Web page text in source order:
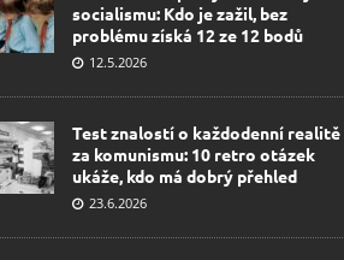
socialismu: Kdo je zažil, bez
problému získá 12 ze 12 bodů
12.5.2026
Test znalostí o každodenní realitě
za komunismu: 10 retro otázek
ukáže, kdo má dobrý přehled
23.6.2026